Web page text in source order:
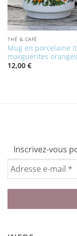
THÉ & CAFÉ
Mug en porcelaine
marguerites oranges
12,00 €
Inscrivez-vous